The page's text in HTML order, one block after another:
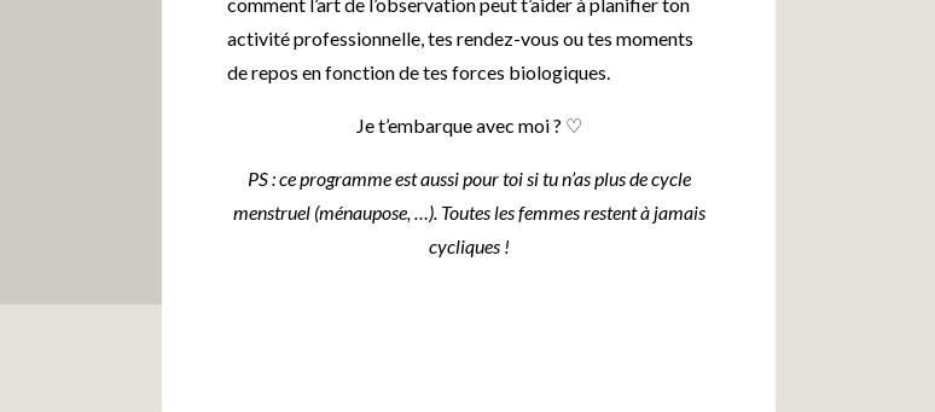
activité professionnelle, tes rendez-vous ou tes moments
de repos en fonction de tes forces biologiques.
Je t’embarque avec moi ? ♡
PS : ce programme est aussi pour toi si tu n’as plus de cycle
menstruel (ménaupose, …). Toutes les femmes restent à jamais
cycliques !